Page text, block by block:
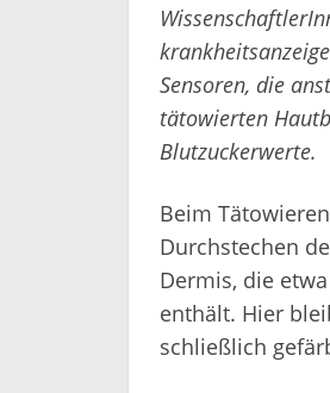
Sensoren, die
tätowierten
Blutzuckerwerte.
Beim
Durchstechen
Dermis, die
enthält. Hier
schließlich